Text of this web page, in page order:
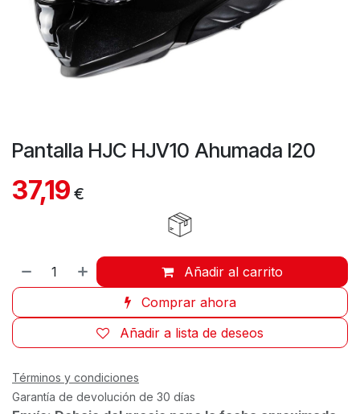
Pantalla HJC HJV10 Ahumada I20
37,19 €
Añadir al carrito
Comprar ahora
Añadir a lista de deseos
Términos y condiciones
Garantía de devolución de 30 días